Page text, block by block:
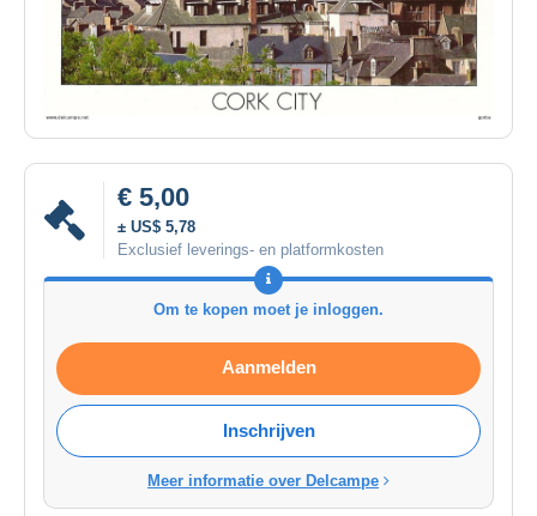
€ 5,00
± US$ 5,78
Exclusief leverings- en platformkosten
Om te kopen moet je inloggen.
Aanmelden
Inschrijven
Meer informatie over Delcampe